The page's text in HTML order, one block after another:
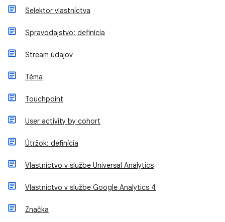
Selektor vlastníctva
Spravodajstvo: definícia
Stream údajov
Téma
Touchpoint
User activity by cohort
Útržok: definícia
Vlastníctvo v službe Universal Analytics
Vlastníctvo v službe Google Analytics 4
Značka